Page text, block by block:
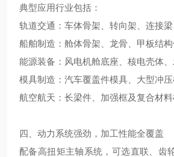
典型应用行业包括：
轨道交通：车体骨架、转向架、连接梁
船舶制造：舱体骨架、龙骨、甲板结
能源装备：风电机舱底座、核电壳体
模具制造：汽车覆盖件模具、大型冲压
航空航天：长梁件、加强框及复合材
四、动力系统强劲，加工性能全覆盖
配备高扭矩主轴系统，可选直联、齿